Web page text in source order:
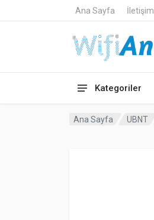
Ana Sayfa İletişim
Kategoriler
Ana Sayfa UBNT